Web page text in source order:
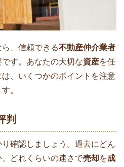
、信頼できる不動産仲介業者
す。あなたの大切な資産を任
は、いくつかのポイントを注意
。
判
り確認しましょう。過去にどん
どれくらいの速さで売却を成